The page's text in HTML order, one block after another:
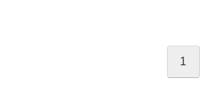
所がある一方、社会の状況変化に左右され
やすいという側面も持っています。将来も
安定した年金制度を維持していくために
は、社会全体の状況を常に把握し、必要に
度で、老齢厚生年金、障害厚生年金、遺族
厚生年金が支給されます。夫婦ともに国民
年金に加入している場合は、老齢基礎年金
が夫婦それぞれの加入記録に基づいて支給
1